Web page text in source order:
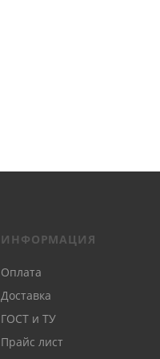
ИНФОРМАЦИЯ
Оплата
Доставка
ГОСТ и ТУ
Прайс лист